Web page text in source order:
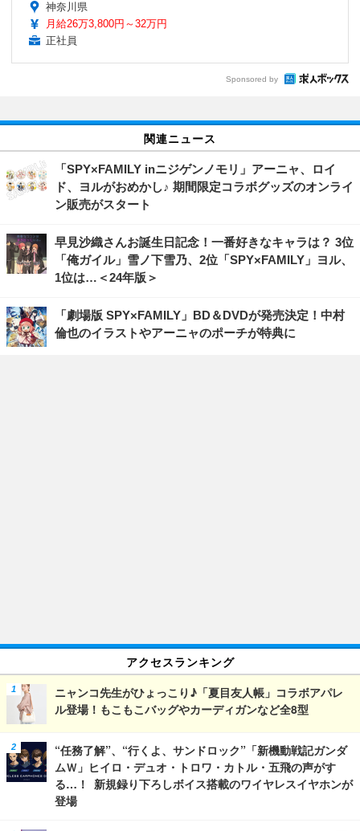
神奈川県
月給26万3,800円～32万円
正社員
Sponsored by
関連ニュース
「SPY×FAMILY inニジゲンノモリ」アーニャ、ロイ
ド、ヨルがおめかし♪ 期間限定コラボグッズのオンライ
ン販売がスタート
早見沙織さんお誕生日記念！一番好きなキャラは？ 3位
「俺ガイル」雪ノ下雪乃、2位「SPY×FAMILY」ヨル、
1位は…＜24年版＞
「劇場版 SPY×FAMILY」BD＆DVDが発売決定！中村
倫也のイラストやアーニャのポーチが特典に
アクセスランキング
ニャンコ先生がひょっこり♪「夏目友人帳」コラボアパレ
ル登場！もこもこバッグやカーディガンなど全8型
“任務了解”、“行くよ、サンドロック”「新機動戦記ガンダ
ムＷ」ヒイロ・デュオ・トロワ・カトル・五飛の声がす
る…！ 新規録り下ろしボイス搭載のワイヤレスイヤホンが
登場